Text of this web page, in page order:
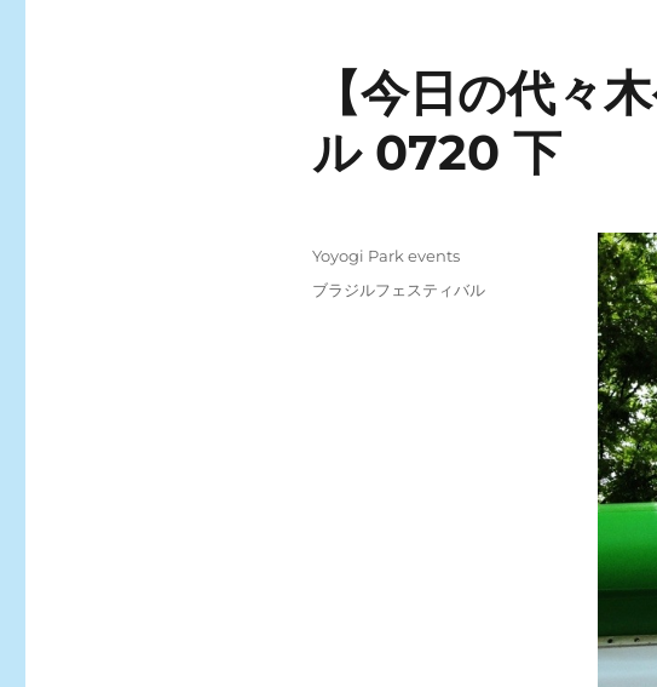
【今日の代々
ル 0720 下
Posted
on
Categories
Yoyogi Park events
Tags
ブラジルフェスティバル